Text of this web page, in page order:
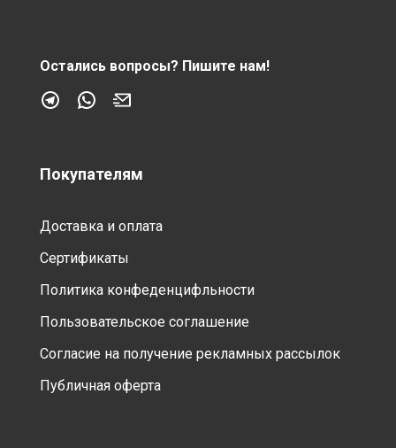
Остались вопросы? Пишите нам!
Покупателям
Доставка и оплата
Сертификаты
Политика конфеденцифльности
Пользовательское соглашение
Согласие на получение рекламных рассылок
Публичная оферта